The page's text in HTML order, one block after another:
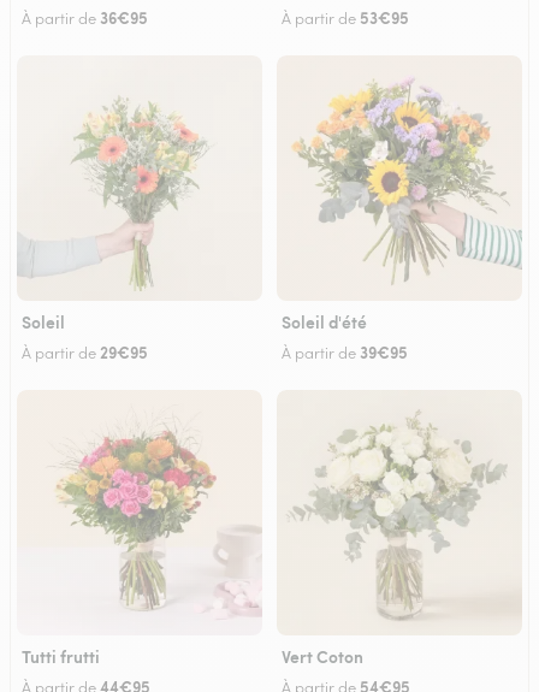
À partir de 36€95 À partir de 53€95
Soleil
À partir de 29€95
Soleil d'été
À partir de 39€95
Tutti frutti
À partir de44€95
Vert Coton
À partir de 54€95